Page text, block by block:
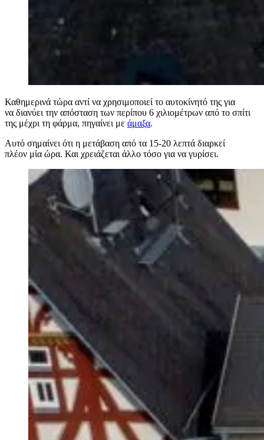
Καθημερινά τώρα αντί να χρησιμοποιεί το αυτοκίνητό της για
να διανύει την απόσταση των περίπου 6 χιλιομέτρων από το σπίτι
της μέχρι τη φάρμα, πηγαίνει με άμαξα.
Αυτό σημαίνει ότι η μετάβαση από τα 15-20 λεπτά διαρκεί
πλέον μία ώρα. Και χρειάζεται άλλο τόσο για να γυρίσει.